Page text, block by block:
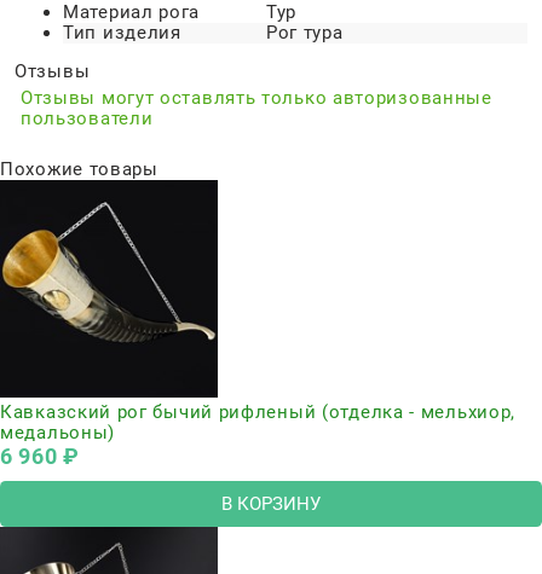
Материал рога
Тур
Тип изделия
Рог тура
Отзывы
Отзывы могут оставлять только авторизованные
пользователи
Похожие товары
Кавказский рог бычий рифленый (отделка - мельхиор,
медальоны)
6 960 ₽
В КОРЗИНУ